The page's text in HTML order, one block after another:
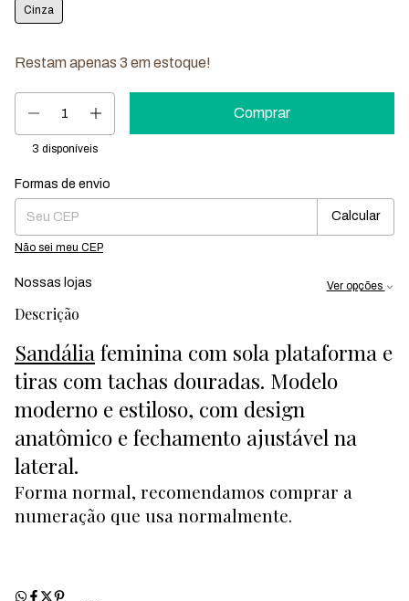
Cinza
Restam apenas 3 em estoque!
3 disponíveis
Entregas para o CEP:
Formas de envio
Calcular
Não sei meu CEP
Nossas lojas Ver opções
Descrição
Sandália feminina com sola plataforma e
tiras com tachas douradas. Modelo
moderno e estiloso, com design
anatômico e fechamento ajustável na
lateral.
Forma normal, recomendamos comprar a
numeração que usa normalmente.